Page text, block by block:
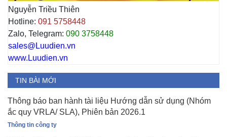
Nguyễn Triều Thiên
Hotline: 091 5758448
Zalo, Telegram: 090 3758448
sales@Luudien.vn
www.Luudien.vn
TIN BÀI MỚI
Thông báo ban hành tài liệu Hướng dẫn sử dụng (Nhóm
ắc quy VRLA/ SLA), Phiên bản 2026.1
Thông tin công ty